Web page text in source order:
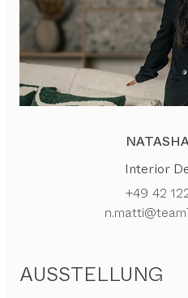
Interior
+49 42
AUSSTELLUNG